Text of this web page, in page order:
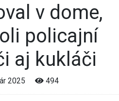
v dome,
policajní
aj kukláči
2025 494